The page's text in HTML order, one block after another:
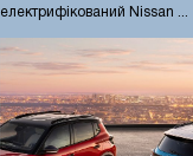
електрифікований Nissan ...